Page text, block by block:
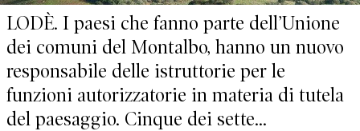
LODÈ. I paesi che fanno parte dell’Unione
dei comuni del Montalbo, hanno un nuovo
responsabile delle istruttorie per le
funzioni autorizzatorie in materia di tutela
del paesaggio. Cinque dei sette...